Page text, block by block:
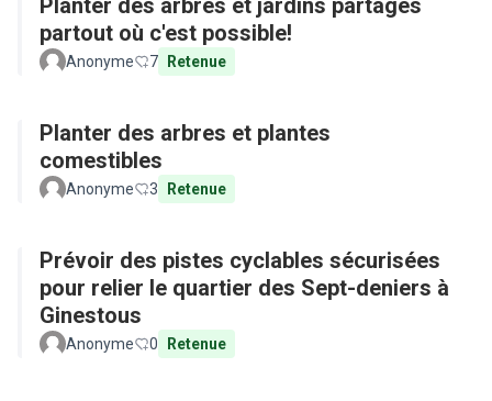
Planter des arbres et jardins partagés
partout où c'est possible!
Anonyme 7 Retenue
Planter des arbres et plantes
comestibles
Anonyme 3 Retenue
Prévoir des pistes cyclables sécurisées
pour relier le quartier des Sept-deniers à
Ginestous
Anonyme 0 Retenue